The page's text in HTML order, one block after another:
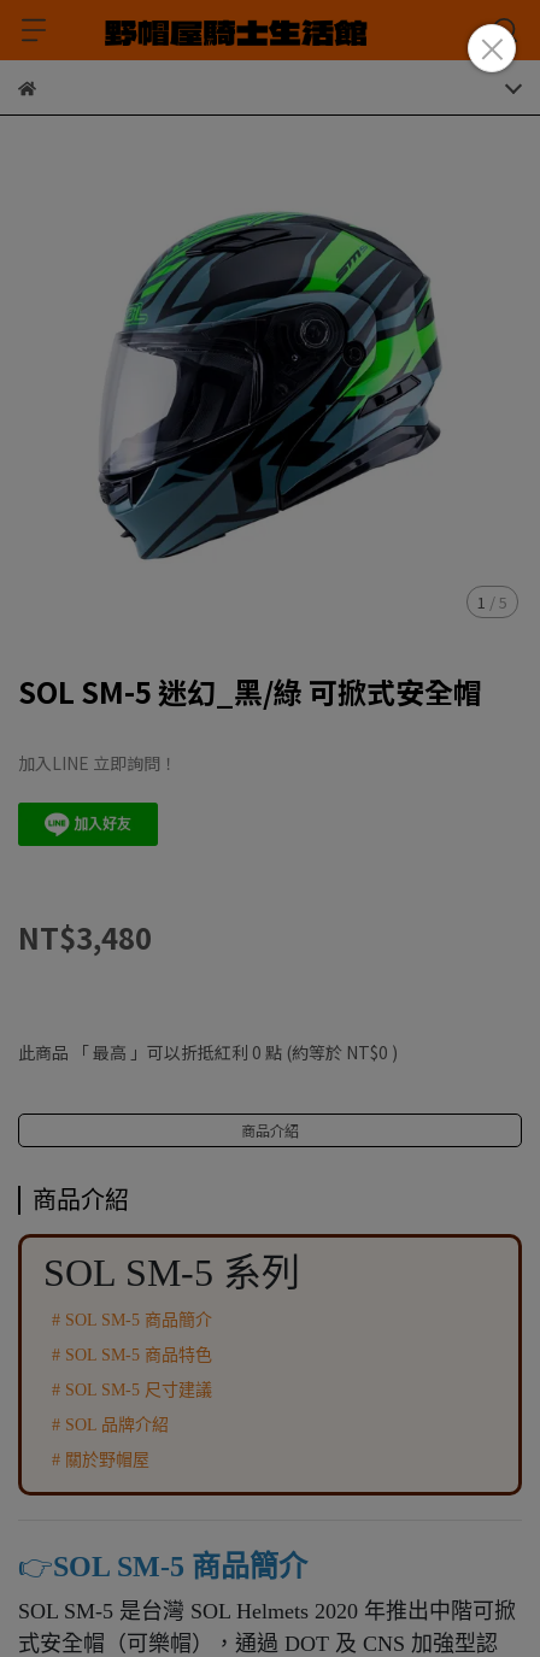
1 /5
SOL SM-5 迷幻_黑/綠 可掀式安全帽
加入LINE 立即詢問！
NT$3,480
此商品 「 最高 」可以折抵紅利 0 點 (約等於 NT$0 )
商品介紹
商品介紹
SOL SM-5 系列
# SOL SM-5 商品簡介
# SOL SM-5 商品特色
# SOL SM-5 尺寸建議
# SOL 品牌介紹
# 關於野帽屋
👉️SOL SM-5 商品簡介
SOL SM-5 是台灣 SOL Helmets 2020 年推出中階可掀
式安全帽（可樂帽），通過 DOT 及 CNS 加強型認